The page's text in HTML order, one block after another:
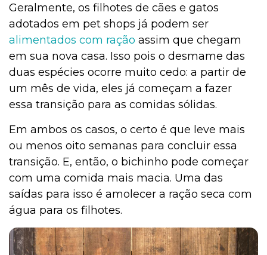
Geralmente, os filhotes de cães e gatos
adotados em pet shops já podem ser
alimentados com ração assim que chegam
em sua nova casa. Isso pois o desmame das
duas espécies ocorre muito cedo: a partir de
um mês de vida, eles já começam a fazer
essa transição para as comidas sólidas.
Em ambos os casos, o certo é que leve mais
ou menos oito semanas para concluir essa
transição. E, então, o bichinho pode começar
com uma comida mais macia. Uma das
saídas para isso é amolecer a ração seca com
água para os filhotes.